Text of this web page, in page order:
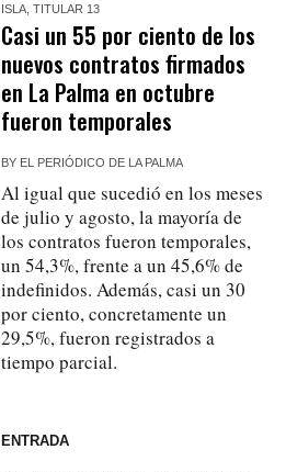
ISLA ,TITULAR 13
Casi un 55 por ciento de los
nuevos contratos firmados
en La Palma en octubre
fueron temporales
BY EL PERIÓDICO DE LA PALMA
Al igual que sucedió en los meses
de julio y agosto, la mayoría de
los contratos fueron temporales,
un 54,3%, frente a un 45,6% de
indefinidos. Además, casi un 30
por ciento, concretamente un
29,5%, fueron registrados a
tiempo parcial.
ENTRADA